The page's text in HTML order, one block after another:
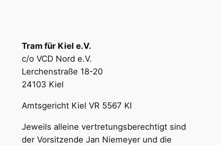
Tram für Kiel e.V.
c/o VCD Nord e.V.
Lerchenstraße 18-20
24103 Kiel
Amtsgericht Kiel VR 5567 KI
Jeweils alleine vertretungsberechtigt sind
der Vorsitzende Jan Niemeyer und die